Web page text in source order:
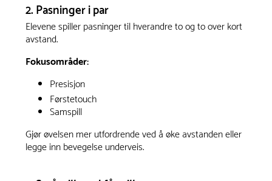
2. Pasninger i par
Elevene spiller pasninger til hverandre to og to over kort
avstand.
Fokusområder:
Presisjon
Førstetouch
Samspill
Gjør øvelsen mer utfordrende ved å øke avstanden eller
legge inn bevegelse underveis.